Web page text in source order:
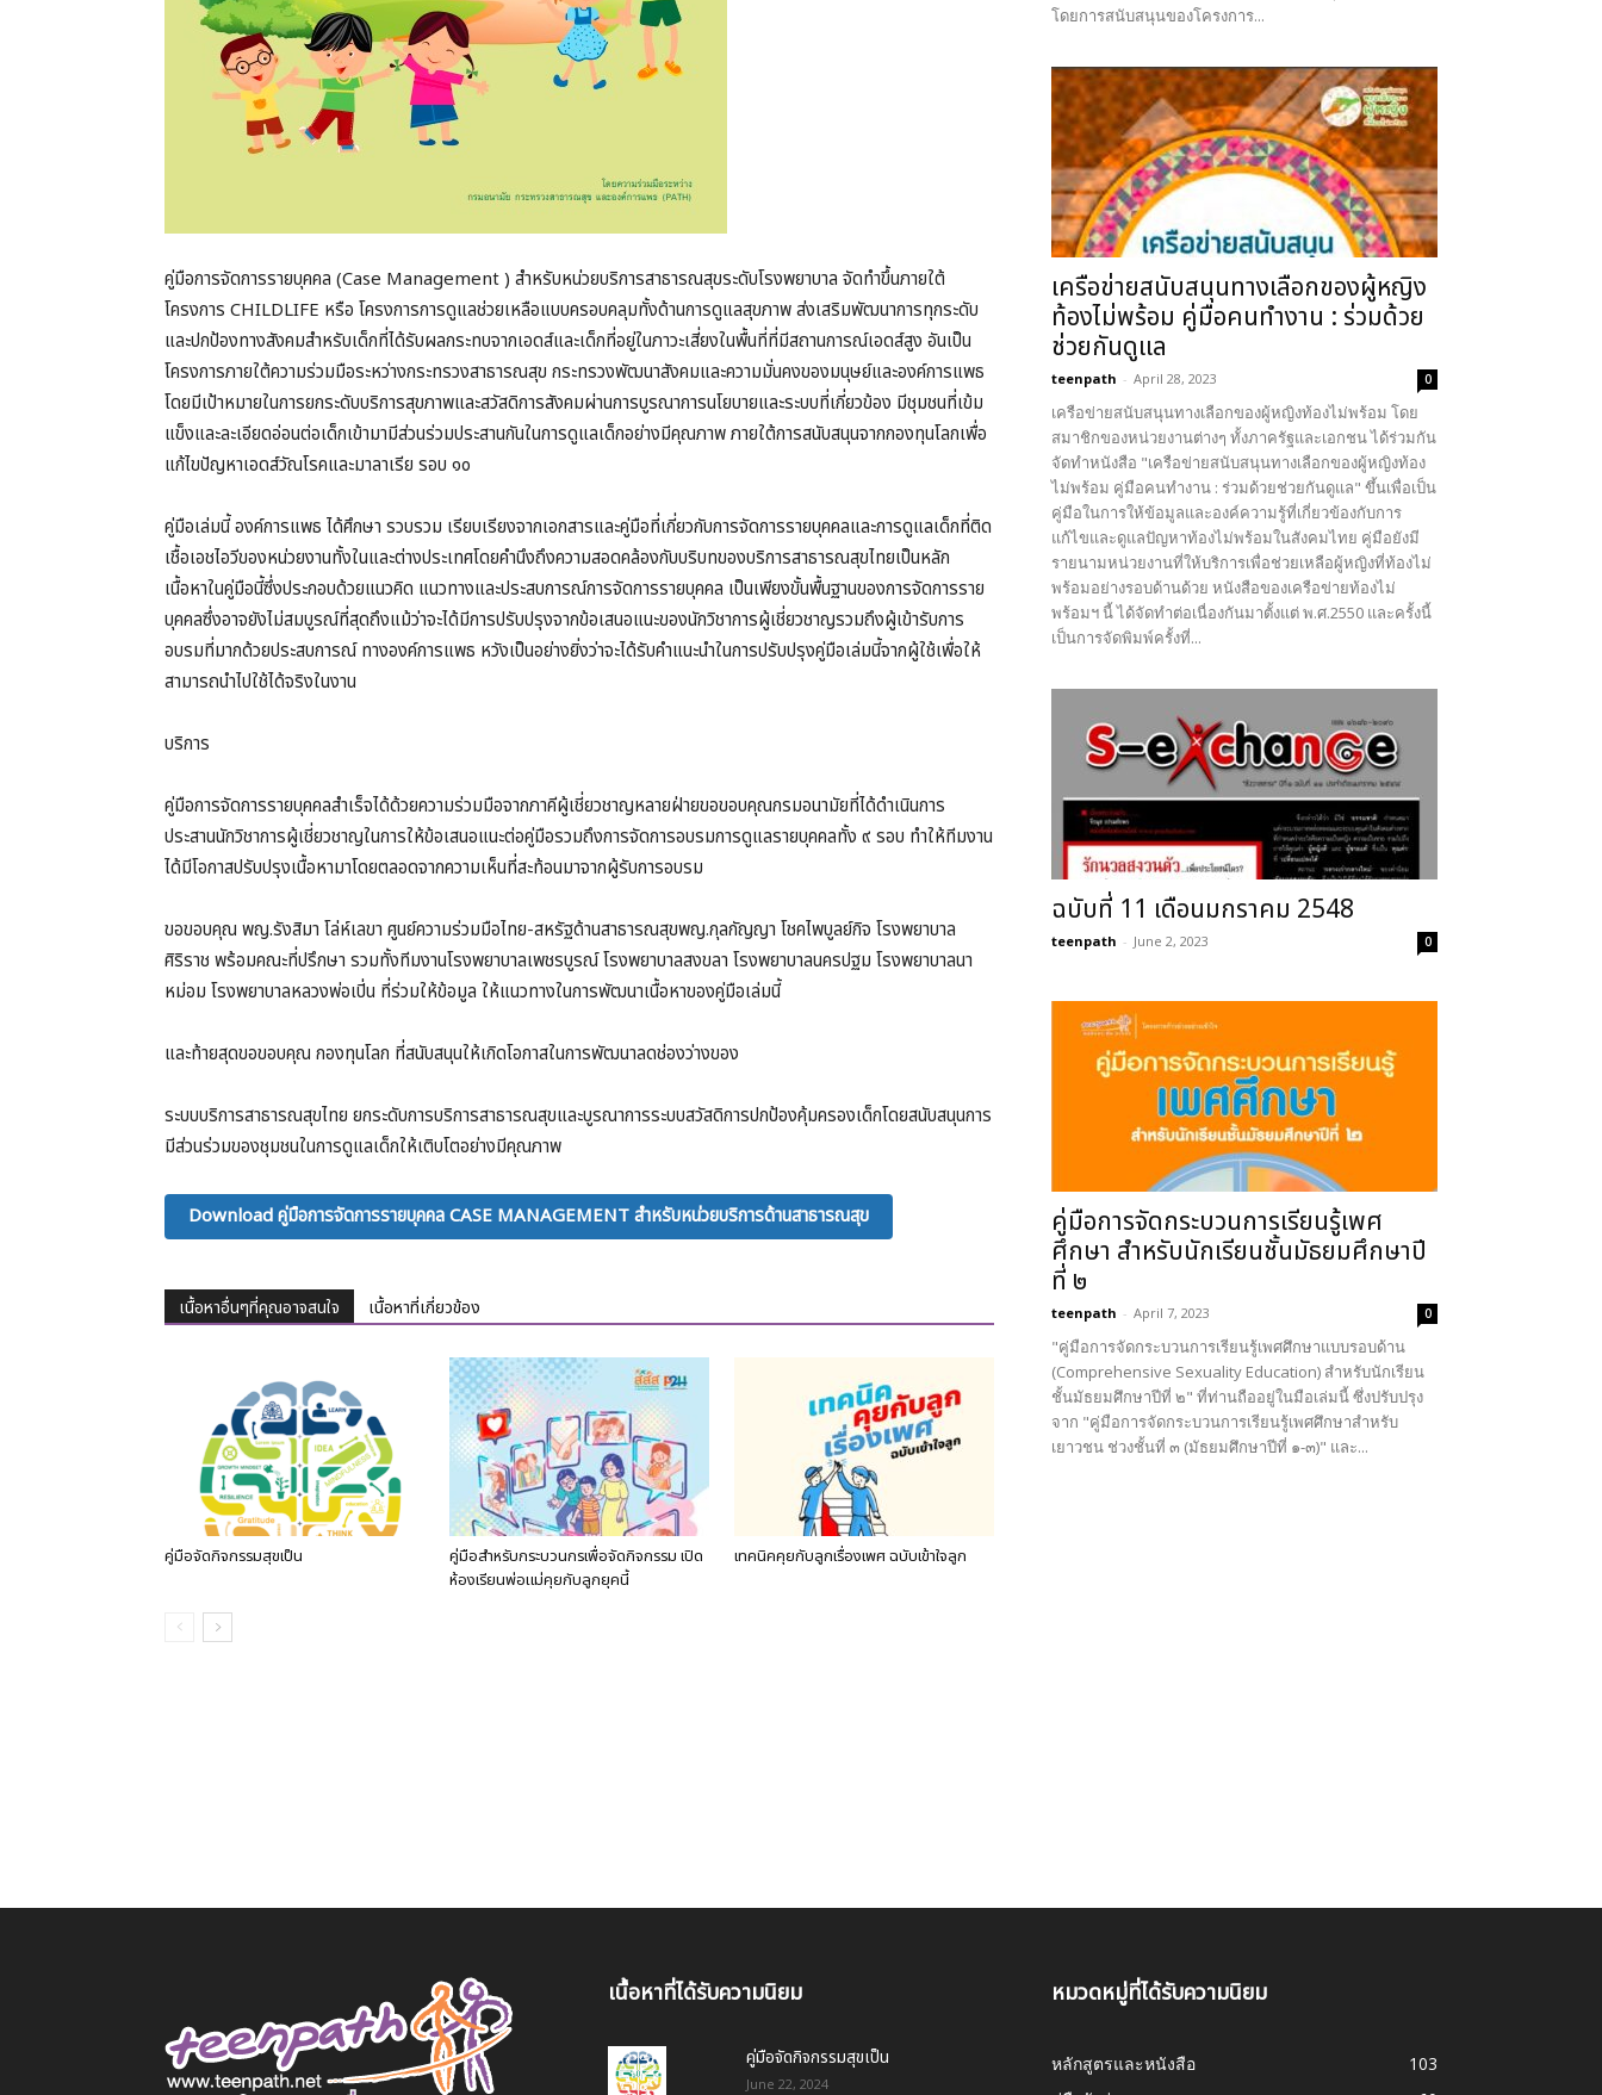
คู่มือการจัดการรายบุคคล (Case Management ) สำหรับหน่วยบริการสาธารณสุขระดับโรงพยาบาล จัดทำขึ้นภายใต้
โครงการ CHILDLIFE หรือ โครงการการดูแลช่วยเหลือแบบครอบคลุมทั้งด้านการดูแลสุขภาพ ส่งเสริมพัฒนาการทุกระดับ
และปกป้องทางสังคมสำหรับเด็กที่ได้รับผลกระทบจากเอดส์และเด็กที่อยู่ในภาวะเสี่ยงในพื้นที่ที่มีสถานการณ์เอดส์สูง อันเป็น
โครงการภายใต้ความร่วมมือระหว่างกระทรวงสาธารณสุข กระทรวงพัฒนาสังคมและความมั่นคงของมนุษย์และองค์การแพธ
โดยมีเป้าหมายในการยกระดับบริการสุขภาพและสวัสดิการสังคมผ่านการบูรณาการนโยบายและระบบที่เกี่ยวข้อง มีชุมชนที่เข้ม
แข็งและละเอียดอ่อนต่อเด็กเข้ามามีส่วนร่วมประสานกันในการดูแลเด็กอย่างมีคุณภาพ ภายใต้การสนับสนุนจากกองทุนโลกเพื่อ
แก้ไขปัญหาเอดส์วัณโรคและมาลาเรีย รอบ ๑๐
คู่มือเล่มนี้ องค์การแพธ ได้ศึกษา รวบรวม เรียบเรียงจากเอกสารและคู่มือที่เกี่ยวกับการจัดการรายบุคคลและการดูแลเด็กที่ติด
เชื้อเอชไอวีของหน่วยงานทั้งในและต่างประเทศโดยคำนึงถึงความสอดคล้องกับบริบทของบริการสาธารณสุขไทยเป็นหลัก
เนื้อหาในคู่มือนี้ซึ่งประกอบด้วยแนวคิด แนวทางและประสบการณ์การจัดการรายบุคคล เป็นเพียงขั้นพื้นฐานของการจัดการราย
บุคคลซึ่งอาจยังไม่สมบูรณ์ที่สุดถึงแม้ว่าจะได้มีการปรับปรุงจากข้อเสนอแนะของนักวิชาการผู้เชี่ยวชาญรวมถึงผู้เข้ารับการ
อบรมที่มากด้วยประสบการณ์ ทางองค์การแพธ หวังเป็นอย่างยิ่งว่าจะได้รับคำแนะนำในการปรับปรุงคู่มือเล่มนี้จากผู้ใช้เพื่อให้
สามารถนำไปใช้ได้จริงในงาน
บริการ
คู่มือการจัดการรายบุคคลสำเร็จได้ด้วยความร่วมมือจากภาคีผู้เชี่ยวชาญหลายฝ่ายขอขอบคุณกรมอนามัยที่ได้ดำเนินการ
ประสานนักวิชาการผู้เชี่ยวชาญในการให้ข้อเสนอแนะต่อคู่มือรวมถึงการจัดการอบรมการดูแลรายบุคคลทั้ง ๙ รอบ ทำให้ทีมงาน
ได้มีโอกาสปรับปรุงเนื้อหามาโดยตลอดจากความเห็นที่สะท้อนมาจากผู้รับการอบรม
ขอขอบคุณ พญ.รังสิมา โล่ห์เลขา ศูนย์ความร่วมมือไทย-สหรัฐด้านสาธารณสุขพญ.กุลกัญญา โชคไพบูลย์กิจ โรงพยาบาล
ศิริราช พร้อมคณะที่ปรึกษา รวมทั้งทีมงานโรงพยาบาลเพชรบูรณ์ โรงพยาบาลสงขลา โรงพยาบาลนครปฐม โรงพยาบาลนา
หม่อม โรงพยาบาลหลวงพ่อเปิ่น ที่ร่วมให้ข้อมูล ให้แนวทางในการพัฒนาเนื้อหาของคู่มือเล่มนี้
และท้ายสุดขอขอบคุณ กองทุนโลก ที่สนับสนุนให้เกิดโอกาสในการพัฒนาลดช่องว่างของ
ระบบบริการสาธารณสุขไทย ยกระดับการบริการสาธารณสุขและบูรณาการระบบสวัสดิการปกป้องคุ้มครองเด็กโดยสนับสนุนการ
มีส่วนร่วมของชุมชนในการดูแลเด็กให้เติบโตอย่างมีคุณภาพ
Download คู่มือการจัดการรายบุคคล CASE MANAGEMENT สำหรับหน่วยบริการด้านสาธารณสุข
เนื้อหาอื่นๆที่คุณอาจสนใจ เนื้อหาที่เกี่ยวข้อง
คู่มือจัดกิจกรรมสุขเป็น
คู่มือสำหรับกระบวนกรเพื่อจัดกิจกรรม เปิด
ห้องเรียนพ่อแม่คุยกับลูกยุคนี้
เทคนิคคุยกับลูกเรื่องเพศ ฉบับเข้าใจลูก
โดยการสนับสนุนของโครงการ...
เครือข่ายสนับสนุนทางเลือกของผู้หญิง
ท้องไม่พร้อม คู่มือคนทำงาน : ร่วมด้วย
ช่วยกันดูแล
teenpath - April 28, 2023 0
เครือข่ายสนับสนุนทางเลือกของผู้หญิงท้องไม่พร้อม โดย
สมาชิกของหน่วยงานต่างๆ ทั้งภาครัฐและเอกชน ได้ร่วมกัน
จัดทำหนังสือ "เครือข่ายสนับสนุนทางเลือกของผู้หญิงท้อง
ไม่พร้อม คู่มือคนทำงาน : ร่วมด้วยช่วยกันดูแล" ขึ้นเพื่อเป็น
คู่มือในการให้ข้อมูลและองค์ความรู้ที่เกี่ยวข้องกับการ
แก้ไขและดูแลปัญหาท้องไม่พร้อมในสังคมไทย คู่มือยังมี
รายนามหน่วยงานที่ให้บริการเพื่อช่วยเหลือผู้หญิงที่ท้องไม่
พร้อมอย่างรอบด้านด้วย หนังสือของเครือข่ายท้องไม่
พร้อมฯ นี้ ได้จัดทำต่อเนื่องกันมาตั้งแต่ พ.ศ.2550 และครั้งนี้
เป็นการจัดพิมพ์ครั้งที่...
ฉบับที่ 11 เดือนมกราคม 2548
teenpath - June 2, 2023 0
คู่มือการจัดกระบวนการเรียนรู้เพศ
ศึกษา สำหรับนักเรียนชั้นมัธยมศึกษาปี
ที่ ๒
teenpath - April 7, 2023 0
"คู่มือการจัดกระบวนการเรียนรู้เพศศึกษาแบบรอบด้าน
(Comprehensive Sexuality Education) สำหรับนักเรียน
ชั้นมัธยมศึกษาปีที่ ๒" ที่ท่านถืออยู่ในมือเล่มนี้ ซึ่งปรับปรุง
จาก "คู่มือการจัดกระบวนการเรียนรู้เพศศึกษาสำหรับ
เยาวชน ช่วงชั้นที่ ๓ (มัธยมศึกษาปีที่ ๑-๓)" และ...
เนื้อหาที่ได้รับความนิยม
คู่มือจัดกิจกรรมสุขเป็น
June 22, 2024
หมวดหมู่ที่ได้รับความนิยม
หลักสูตรและหนังสือ
103